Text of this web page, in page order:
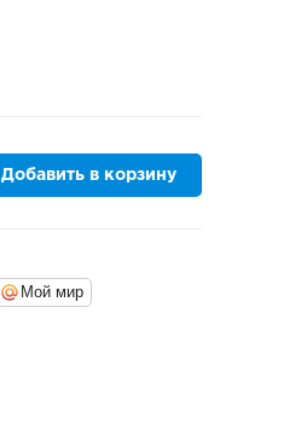
Добавить в корзину
Мой мир